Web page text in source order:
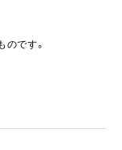
です。